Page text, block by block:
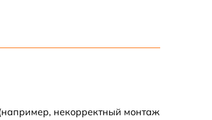
500 р
некорректный монтаж